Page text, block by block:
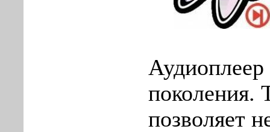
Аудиоплеер
поколения.
позволяет